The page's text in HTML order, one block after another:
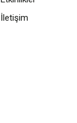
İletişim